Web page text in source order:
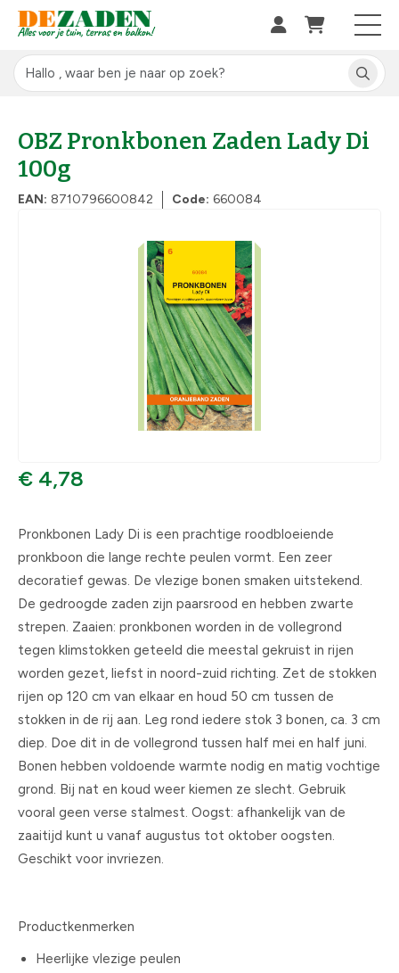
OBZ Pronkbonen Zaden Lady Di
100g
EAN: 8710796600842 Code: 660084
€ 4,78
Pronkbonen Lady Di is een prachtige roodbloeiende
pronkboon die lange rechte peulen vormt. Een zeer
decoratief gewas. De vlezige bonen smaken uitstekend.
De gedroogde zaden zijn paarsrood en hebben zwarte
strepen. Zaaien: pronkbonen worden in de vollegrond
tegen klimstokken geteeld die meestal gekruist in rijen
worden gezet, liefst in noord-zuid richting. Zet de stokken
rijen op 120 cm van elkaar en houd 50 cm tussen de
stokken in de rij aan. Leg rond iedere stok 3 bonen, ca. 3 cm
diep. Doe dit in de vollegrond tussen half mei en half juni.
Bonen hebben voldoende warmte nodig en matig vochtige
grond. Bij nat en koud weer kiemen ze slecht. Gebruik
vooral geen verse stalmest. Oogst: afhankelijk van de
zaaitijd kunt u vanaf augustus tot oktober oogsten.
Geschikt voor invriezen.
Productkenmerken
Heerlijke vlezige peulen